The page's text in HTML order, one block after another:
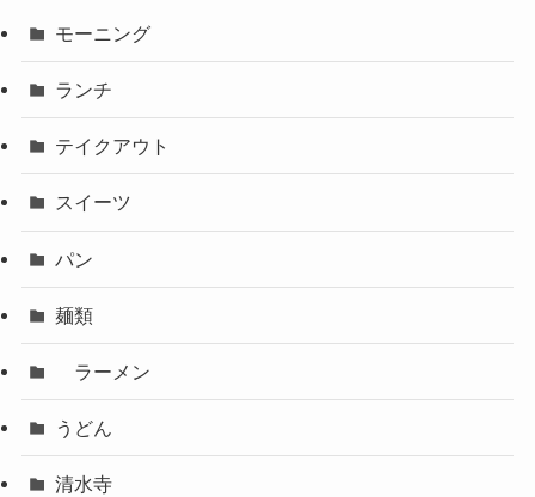
モーニング
ランチ
テイクアウト
スイーツ
パン
麺類
ラーメン
うどん
清水寺